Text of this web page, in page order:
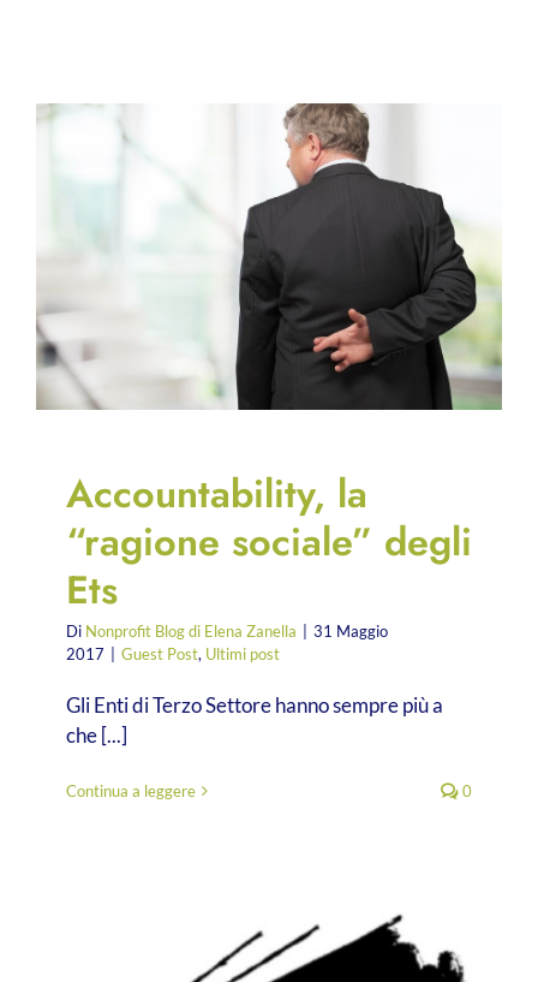
Accountability, la
“ragione sociale” degli
Ets
Di Nonprofit Blog di Elena Zanella
31 Maggio
2017
Guest Post, Ultimi post
Gli Enti di Terzo Settore hanno sempre più a
che [...]
Continua a leggere 0